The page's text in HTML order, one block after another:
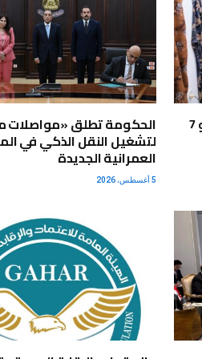
تطوير مركز التدريب المهني بالكيلو 7 الحكومة تطلق «مواصلات
لتشغيل النقل الذكي في
العمرانية الجديدة
5 أغسطس، 2026